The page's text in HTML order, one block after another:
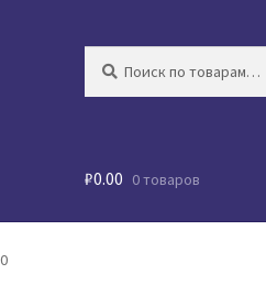
₽0.00 0 товаров